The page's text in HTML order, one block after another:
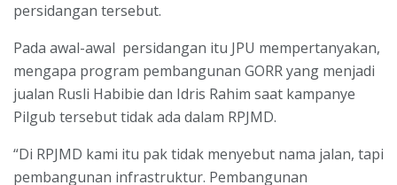
persidangan tersebut.
Pada awal-awal persidangan itu JPU mempertanyakan,
mengapa program pembangunan GORR yang menjadi
jualan Rusli Habibie dan Idris Rahim saat kampanye
Pilgub tersebut tidak ada dalam RPJMD.
“Di RPJMD kami itu pak tidak menyebut nama jalan, tapi
pembangunan infrastruktur. Pembangunan